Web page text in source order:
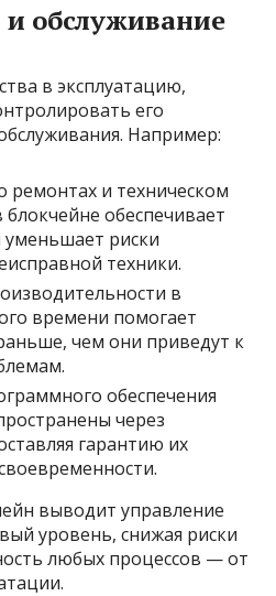
обслуживание
в эксплуатацию,
его
Например:
ремонтах и техническом
обеспечивает
уменьшает риски
техники.
в
времени помогает
чем они приведут к
обеспечения
через
гарантию их
выводит управление
уровень, снижая риски
любых процессов — от